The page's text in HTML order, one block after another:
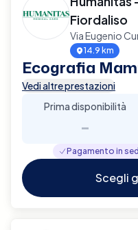
Fiordaliso
Via Eugenio
14.9 km
Ecografia
Vedi altre prestazioni
Prima disponibilità
-
Pagamento in
Scegli